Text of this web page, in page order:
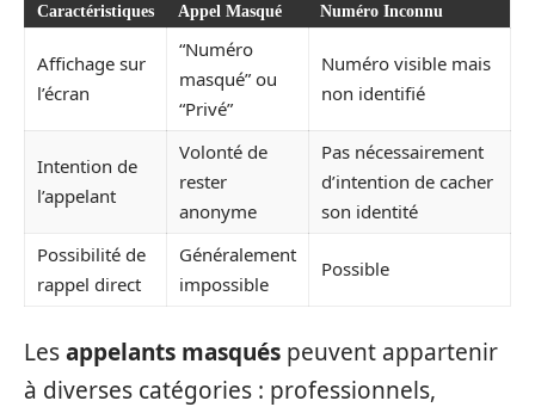
Caractéristiques Appel Masqué Numéro Inconnu
Affichage sur
l’écran
“Numéro
masqué” ou
“Privé”
Numéro visible mais
non identifié
Intention de
l’appelant
Volonté de
rester
anonyme
Pas nécessairement
d’intention de cacher
son identité
Possibilité de
rappel direct
Généralement
impossible
Possible
Lesappelants masqués peuvent appartenir
à diverses catégories : professionnels,